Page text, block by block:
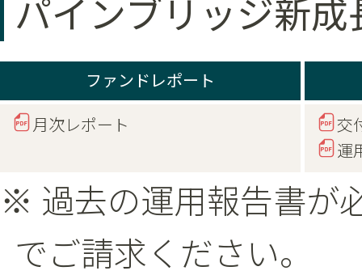
パインブリッジ新
ファンドレポート
月次レポート
交
運
※ 過去の運用報告書が
でご請求ください。